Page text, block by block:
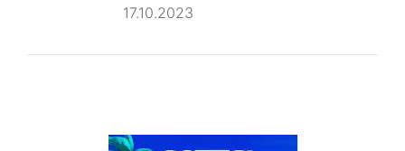
17.10.2023